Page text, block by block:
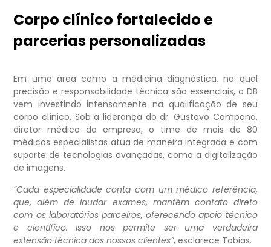
Corpo clínico fortalecido e
parcerias personalizadas
Em uma área como a medicina diagnóstica, na qual
precisão e responsabilidade técnica são essenciais, o DB
vem investindo intensamente na qualificação de seu
corpo clínico. Sob a liderança do dr. Gustavo Campana,
diretor médico da empresa, o time de mais de 80
médicos especialistas atua de maneira integrada e com
suporte de tecnologias avançadas, como a digitalização
de imagens.
“Cada especialidade conta com um médico referência,
que, além de laudar exames, mantém contato direto
com os laboratórios parceiros, oferecendo apoio técnico
e científico. Isso nos permite ser uma verdadeira
extensão técnica dos nossos clientes”, esclarece Tobias.